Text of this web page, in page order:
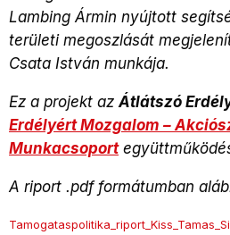
Lambing Ármin nyújtott
területi megoszlását
Csata István munkája.
Ez a projekt az Átlátszó
Erdélyért Mozgalom –
Munkacsoport
A riport .pdf formátumban